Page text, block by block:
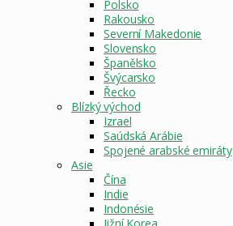
Polsko
Rakousko
Severní Makedonie
Slovensko
Španělsko
Švýcarsko
Řecko
Blízký východ
Izrael
Saúdská Arábie
Spojené arabské emiráty
Asie
Čína
Indie
Indonésie